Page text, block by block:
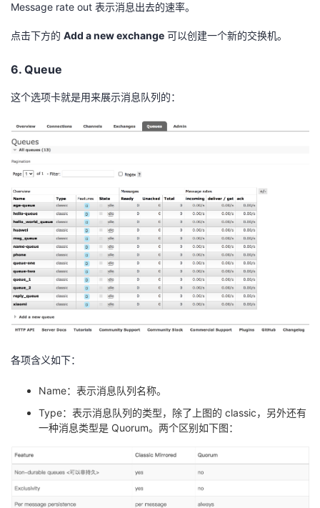
Message rate out 表示消息出去的速率。
点击下方的 Add a new exchange 可以创建一个新的交换机。
6. Queue
这个选项卡就是用来展示消息队列的：
各项含义如下：
Name：表示消息队列名称。
Type：表示消息队列的类型，除了上图的 classic，另外还有
一种消息类型是 Quorum。两个区别如下图：